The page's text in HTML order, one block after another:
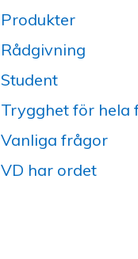
Produkter
Rådgivning
Student
Trygghet för hela
Vanliga frågor
VD har ordet